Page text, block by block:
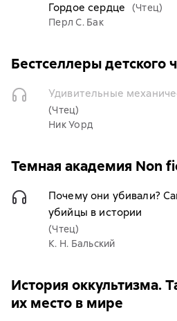
Гордое сердце
(Чтец)
Перл С. Бак
Бестселлеры детского
Удивительные
(Чтец)
Ник Уорд
Темная академия Non
Почему они убивали?
убийцы в истории
(Чтец)
К. Н. Бальский
История оккультизма.
их место в мире